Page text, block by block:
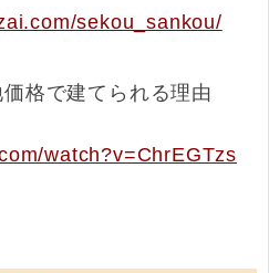
sekou_sankou/
格で建てられる理由
watch?v=ChrEGTzs